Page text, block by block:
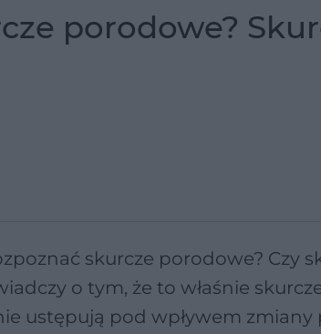
porodowe?
skurcze porodowe? Czy
o tym, że to właśnie
ustępują pod wpływem zmiany